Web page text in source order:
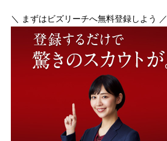
＼ まずはビズリーチへ無料登録しよう ／